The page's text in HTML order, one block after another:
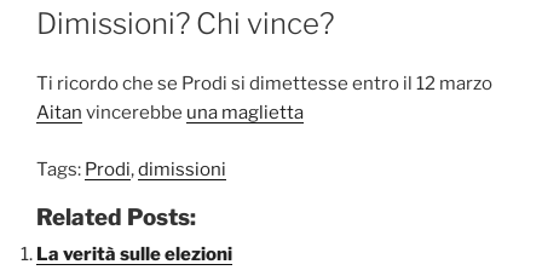
IL
Dimissioni? Chi vince?
Ti ricordo che se Prodi si dimettesse entro il 12 marzo
Aitan vincerebbe una maglietta
Tags: Prodi,dimissioni
Related Posts:
La verità sulle elezioni